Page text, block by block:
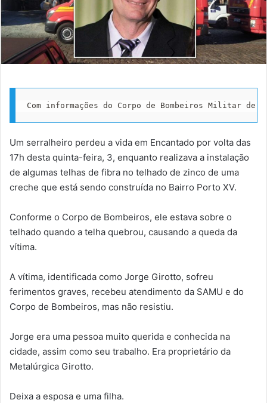
Com informações do Corpo de Bombeiros Militar de
Um serralheiro perdeu a vida em Encantado por volta das
17h desta quinta-feira, 3, enquanto realizava a instalação
de algumas telhas de fibra no telhado de zinco de uma
creche que está sendo construída no Bairro Porto XV.
Conforme o Corpo de Bombeiros, ele estava sobre o
telhado quando a telha quebrou, causando a queda da
vítima.
A vítima, identificada como Jorge Girotto, sofreu
ferimentos graves, recebeu atendimento da SAMU e do
Corpo de Bombeiros, mas não resistiu.
Jorge era uma pessoa muito querida e conhecida na
cidade, assim como seu trabalho. Era proprietário da
Metalúrgica Girotto.
Deixa a esposa e uma filha.